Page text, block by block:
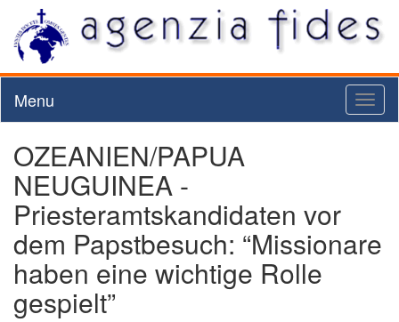
Menu
OZEANIEN/PAPUA
NEUGUINEA -
Priesteramtskandidaten vor
dem Papstbesuch: “Missionare
haben eine wichtige Rolle
gespielt”